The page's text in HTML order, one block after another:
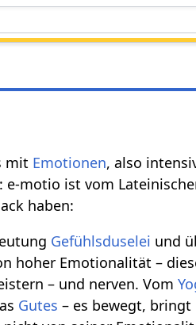
mit Emotionen, also
e-motio ist vom
haben:
Gefühlsduselei und
hoher Emotionalität –
– und nerven. Vom
Gutes – es bewegt, bringt